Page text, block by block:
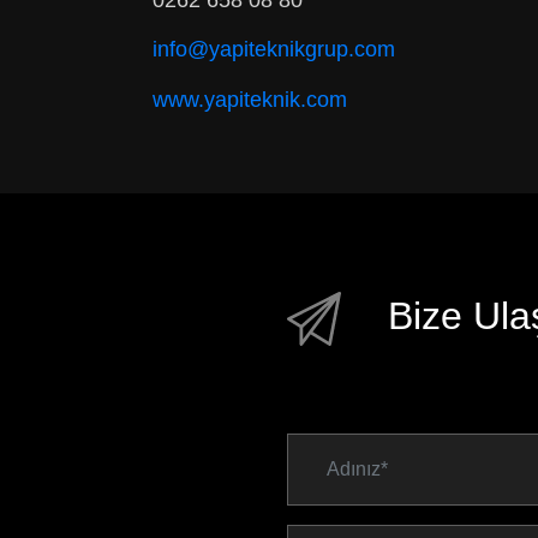
info@yapiteknikgrup.com
www.yapiteknik.com
Bize